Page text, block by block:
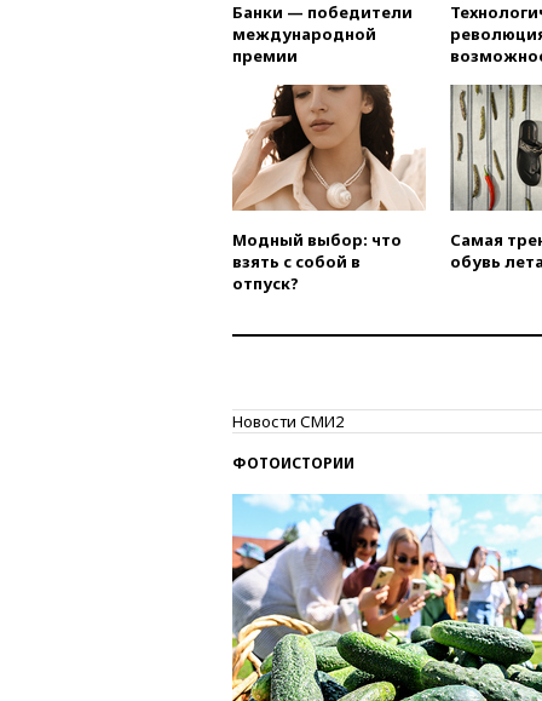
Банки — победители
международной
премии
Модный выбор: что
взять с собой в
отпуск?
Самая
обувь
Новости СМИ2
ФОТОИСТОРИИ